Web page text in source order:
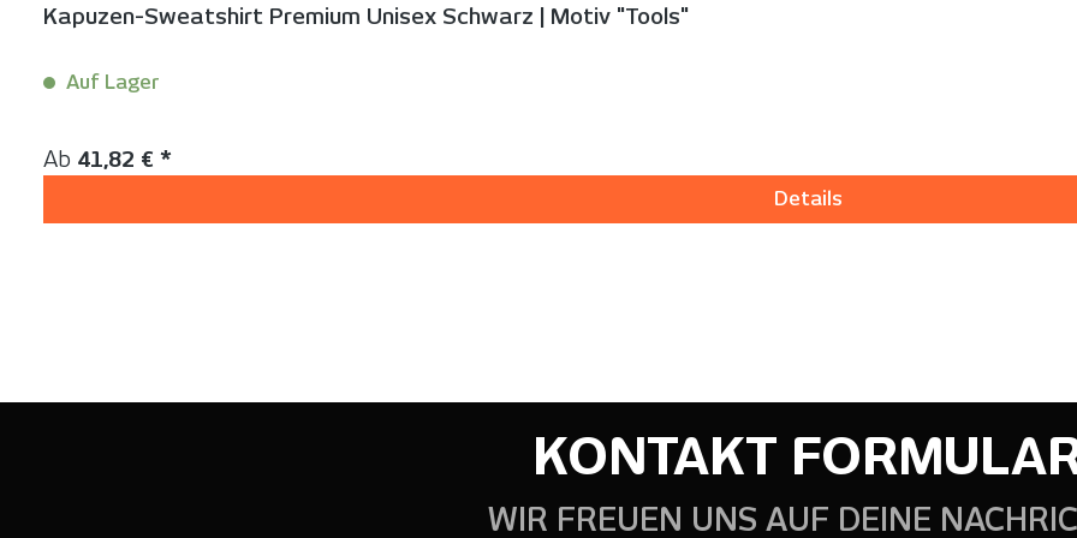
Kapuzen-Sweatshirt Premium Unisex Schwarz | Motiv "Tools"
Auf Lager
Regulärer Preis:
Ab 41,82 € *
Details
KONTAKT
WIR FREUEN UNS AUF DEINE